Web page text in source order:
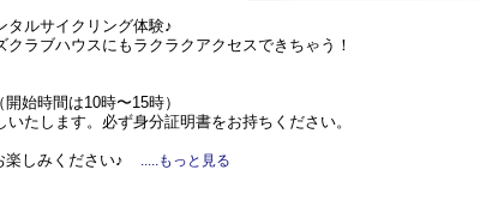
タルサイクリング体験♪
ラブハウスにもラクラクアクセスできちゃう！
始時間は10時〜15時）
たします。必ず身分証明書をお持ちください。
しみください♪
.....もっと見る